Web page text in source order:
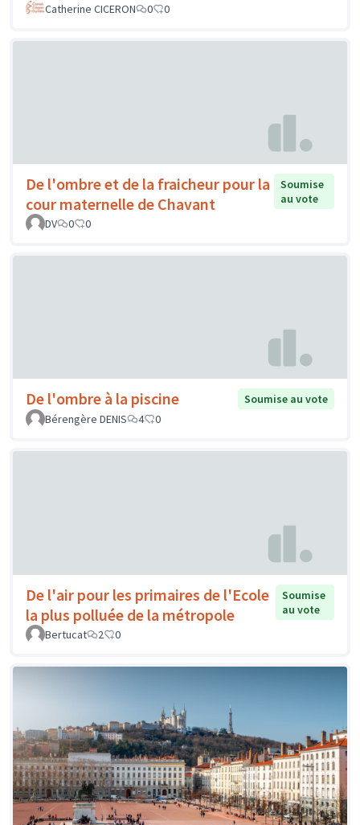
Catherine CICERON 0 0
De l'ombre et de la fraicheur pour la
cour maternelle de Chavant
Soumise
au vote
DV
0 0
De l'ombre à la piscine
Soumise au vote
Bérengère DENIS
4 0
De l'air pour les primaires de l'Ecole
la plus polluée de la métropole
Soumise
au vote
Bertucat
2 0